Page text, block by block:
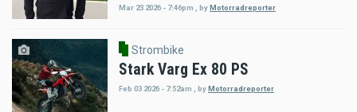
Mar 23 2026 - 7:46pm byMotorradreporter
Strombike
Stark Varg Ex 80 PS
Feb 03 2026 - 7:52am , by Motorradreporter